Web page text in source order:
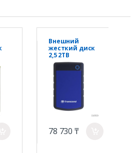
Внешний
жесткий диск
2,5 2TB
Transcend
TS2TSJ25H3B
78 730 ₸